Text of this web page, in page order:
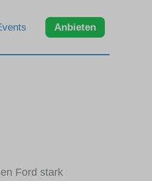
Anbieten
Ford stark